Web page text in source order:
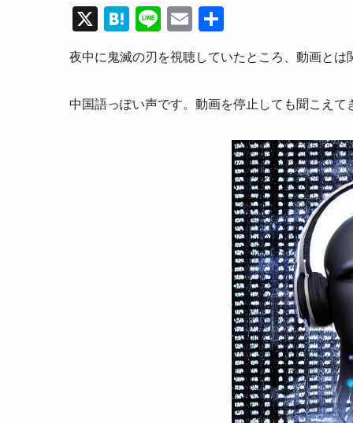
X H
at
e
n
a
Li
n
e
E
m
ail
有
夜中に鬼滅の刃を視聴していたところ、動画と
中国語っぽい声です。動画を停止しても聞こえ